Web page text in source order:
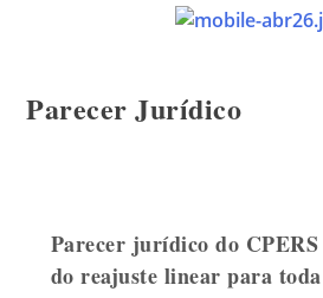
CPERS – Sindicato dos Professores
Parecer Jurídico
Parecer jurídico do CPERS
do reajuste linear para